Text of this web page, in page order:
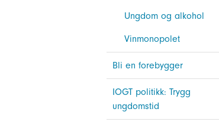
Ungdom og alkohol
Vinmonopolet
Bli en forebygger
IOGT politikk: Trygg
ungdomstid